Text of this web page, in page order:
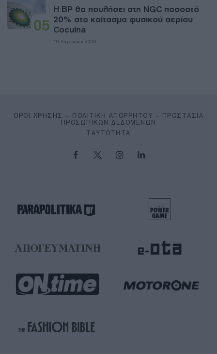
05
Η BP θα πουλήσει στη NGC ποσοστό
20% στο κοίτασμα φυσικού αερίου
Cocuina
10 Αυγούστου 2026
ΌΡΟΙ ΧΡΉΣΗΣ – ΠΟΛΙΤΙΚΉ ΑΠΟΡΡΉΤΟΥ – ΠΡΟΣΤΑΣΊΑ
ΠΡΟΣΩΠΙΚΏΝ ΔΕΔΟΜΈΝΩΝ
ΤΑΥΤΌΤΗΤΑ